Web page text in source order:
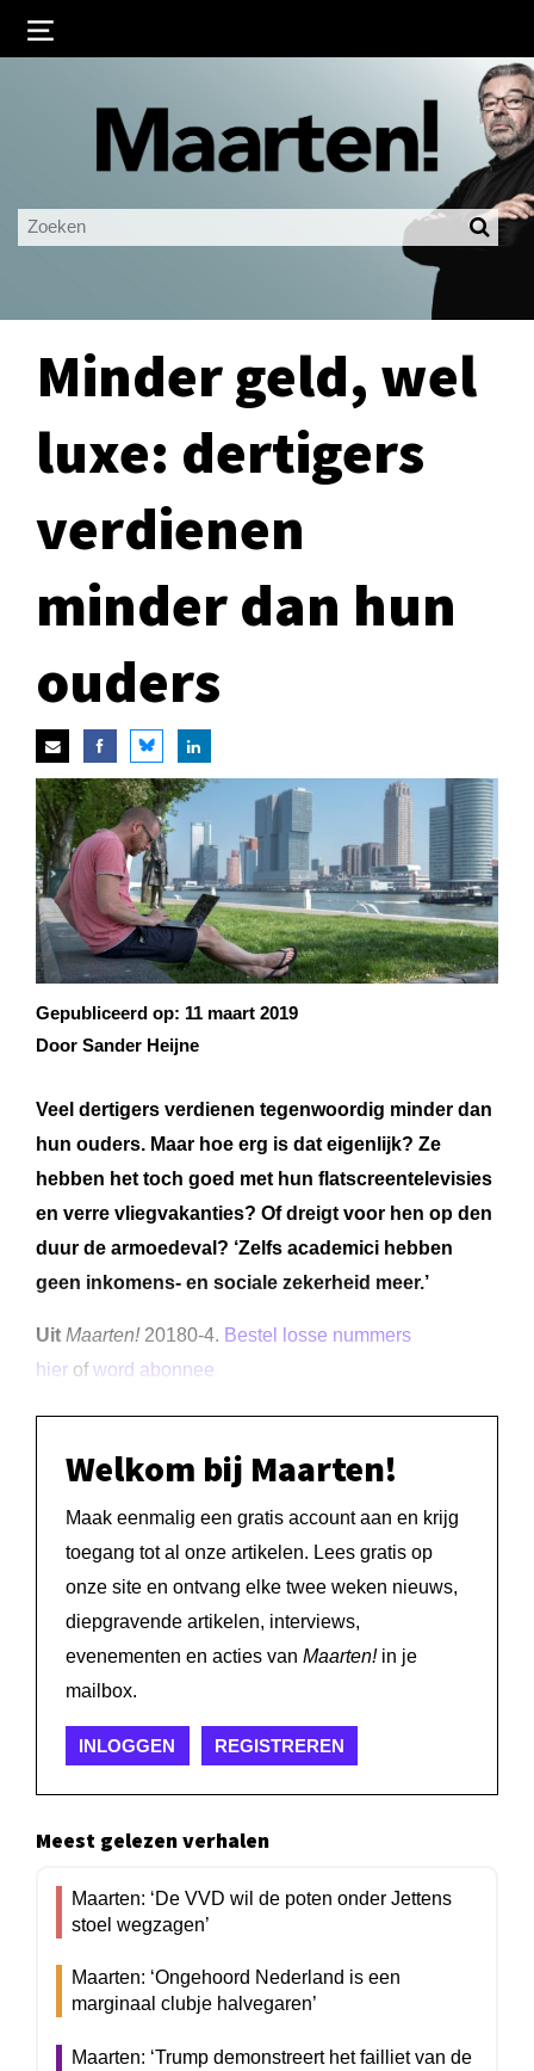
Ingelogd blijven
LOGIN
Minder geld, wel
luxe: dertigers
verdienen
minder dan hun
ouders
Gepubliceerd op: 11 maart 2019
Door Sander Heijne
Veel dertigers verdienen tegenwoordig minder dan
hun ouders. Maar hoe erg is dat eigenlijk? Ze
hebben het toch goed met hun flatscreentelevisies
en verre vliegvakanties? Of dreigt voor hen op den
duur de armoedeval? ‘Zelfs academici hebben
geen inkomens- en sociale zekerheid meer.’
Uit Maarten! 20180-4. Bestel losse nummers
hier ofword abonnee
Welkom bij Maarten!
Maak eenmalig een gratis account aan en krijg
toegang tot al onze artikelen. Lees gratis op
onze site en ontvang elke twee weken nieuws,
diepgravende artikelen, interviews,
evenementen en acties van Maarten!in je
mailbox.
INLOGGEN REGISTREREN
Meest gelezen verhalen
Maarten: ‘De VVD wil de poten onder Jettens
stoel wegzagen’
Maarten: ‘Ongehoord Nederland is een
marginaal clubje halvegaren’
Maarten: ‘Trump demonstreert het failliet van de